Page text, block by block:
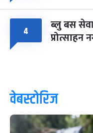
४ ब्लु बस
प्रोत्साहन
वेबस्टोरिज